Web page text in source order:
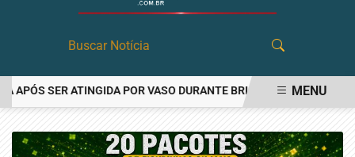
SER ATINGIDA POR VASO DURANTE BRIGA FAMILIAR EMMENU